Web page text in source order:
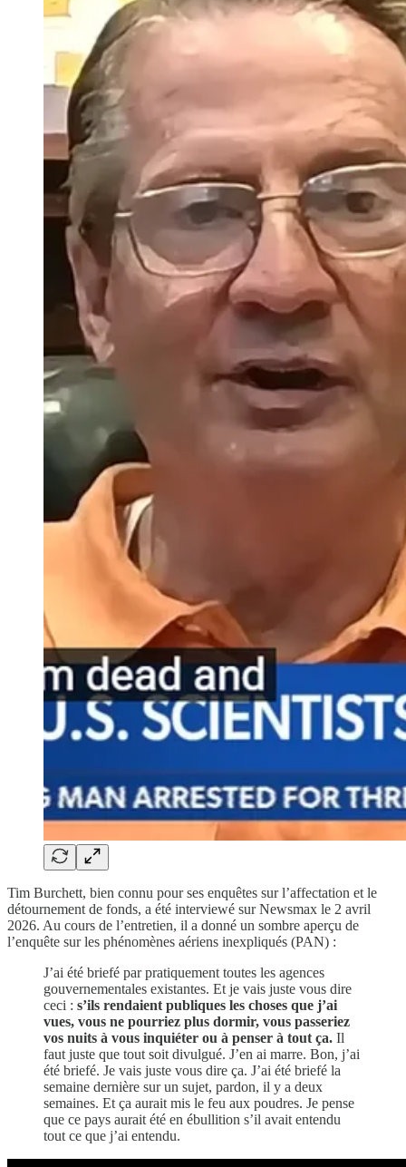
Tim Burchett, bien connu pour ses enquêtes sur l’affectation et le
détournement de fonds, a été interviewé sur Newsmax le 2 avril
2026. Au cours de l’entretien, il a donné un sombre aperçu de
l’enquête sur les phénomènes aériens inexpliqués (PAN) :
J’ai été briefé par pratiquement toutes les agences
gouvernementales existantes. Et je vais juste vous dire
ceci : s’ils rendaient publiques les choses que j’ai
vues, vous ne pourriez plus dormir, vous passeriez
vos nuits à vous inquiéter ou à penser à tout ça. Il
faut juste que tout soit divulgué. J’en ai marre. Bon, j’ai
été briefé. Je vais juste vous dire ça. J’ai été briefé la
semaine dernière sur un sujet, pardon, il y a deux
semaines. Et ça aurait mis le feu aux poudres. Je pense
que ce pays aurait été en ébullition s’il avait entendu
tout ce que j’ai entendu.